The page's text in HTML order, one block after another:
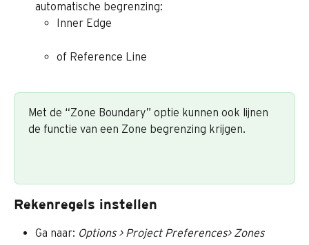
automatische begrenzing:
Inner Edge
of Reference Line
Met de “Zone Boundary” optie kunnen ook lijnen
de functie van een Zone begrenzing krijgen.
Rekenregels instellen
Ga naar: Options > Project Preferences> Zones